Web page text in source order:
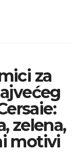
za
zelena,
motivi